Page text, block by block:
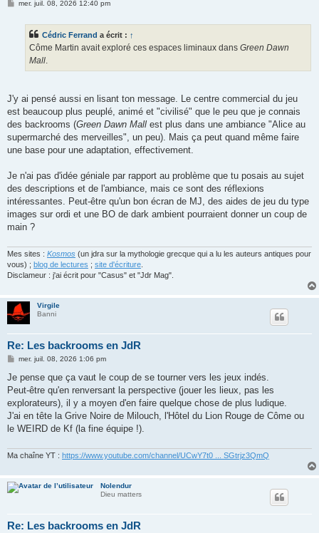
Mmer. juil. 08, 2026 12:40 pm
Cédric Ferrand a écrit : ↑
Côme Martin avait exploré ces espaces liminaux dans Green Dawn
Mall.
J'y ai pensé aussi en lisant ton message. Le centre commercial du jeu
est beaucoup plus peuplé, animé et "civilisé" que le peu que je connais
des backrooms (Green Dawn Mall est plus dans une ambiance "Alice au
supermarché des merveilles", un peu). Mais ça peut quand même faire
une base pour une adaptation, effectivement.
Je n'ai pas d'idée géniale par rapport au problème que tu posais au sujet
des descriptions et de l'ambiance, mais ce sont des réflexions
intéressantes. Peut-être qu'un bon écran de MJ, des aides de jeu du type
images sur ordi et une BO de dark ambient pourraient donner un coup de
main ?
Mes sites : Kosmos (un jdra sur la mythologie grecque qui a lu les auteurs antiques pour
vous) ; blog de lectures ; site d'écriture
Disclameur : j'ai écrit pour "Casus" et "Jdr Mag".
Virgile
Banni
Re: Les backrooms en JdR
M
s
a
g
e
mer. juil. 08, 2026 1:06 pm
Je pense que ça vaut le coup de se tourner vers les jeux indés.
Peut-être qu'en renversant la perspective (jouer les lieux, pas les
explorateurs), il y a moyen d'en faire quelque chose de plus ludique.
J'ai en tête la Grive Noire de Milouch, l'Hôtel du Lion Rouge de Côme ou
le WEIRD de Kf (la fine équipe !).
Ma chaîne YT : https://www.youtube.com/channel/UCwY7t0 ... SGtrjz3QmQ
Nolendur
Dieu matters
Re: Les backrooms en JdR